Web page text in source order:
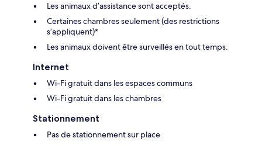
Les animaux d’assistance sont acceptés.
Certaines chambres seulement (des restrictions
s’appliquent)*
Les animaux doivent être surveillés en tout temps.
Internet
Wi-Fi gratuit dans les espaces communs
Wi-Fi gratuit dans les chambres
Stationnement
Pas de stationnement sur place